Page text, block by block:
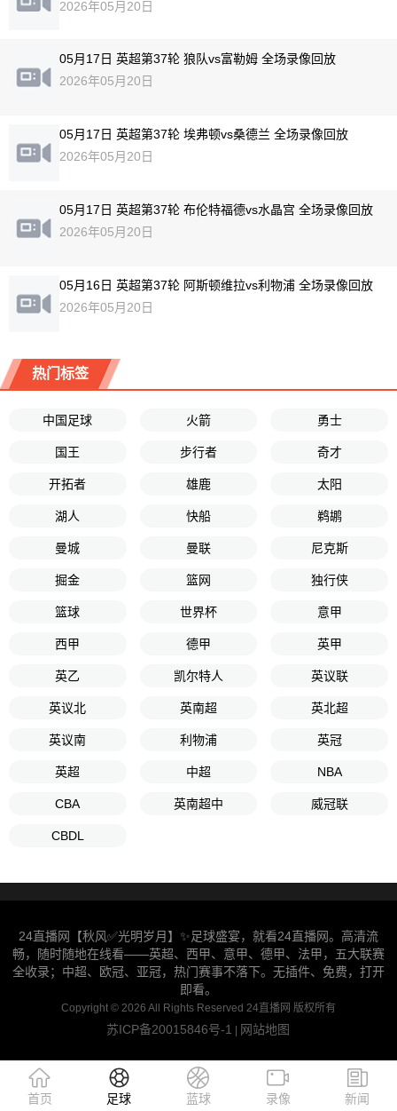
2026年05月20日
05月17日 英超第37轮 狼队vs富勒姆 全场录像回放
2026年05月20日
05月17日 英超第37轮 埃弗顿vs桑德兰 全场录像回放
2026年05月20日
05月17日 英超第37轮 布伦特福德vs水晶宫 全场录像回放
2026年05月20日
05月16日 英超第37轮 阿斯顿维拉vs利物浦 全场录像回放
2026年05月20日
热门标签
中国足球 火箭 勇士
国王 步行者 奇才
开拓者 雄鹿 太阳
湖人 快船 鹈鹕
曼城 曼联 尼克斯
掘金 篮网 独行侠
篮球 世界杯 意甲
西甲 德甲 英甲
英乙 凯尔特人 英议联
英议北 英南超 英北超
英议南 利物浦 英冠
英超 中超 NBA
CBA 英南超中 威冠联
CBDL
24直播网【秋风✅光明岁月】✨足球盛宴，就看24直播网。高清流
畅，随时随地在线看——英超、西甲、意甲、德甲、法甲，五大联赛
全收录；中超、欧冠、亚冠，热门赛事不落下。无插件、免费，打开
即看。
Copyright © 2026 All Rights Reserved 24直播网 版权所有
苏ICP备20015846号-1 网站地图
首页 足球 蓝球 录像 新闻